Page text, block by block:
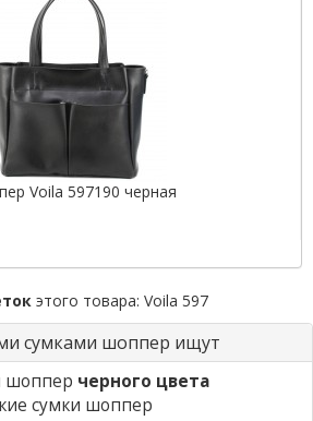
Voila 597190 черная
этого товара: Voila 597
сумками шоппер ищут
шоппер черного цвета
сумки шоппер